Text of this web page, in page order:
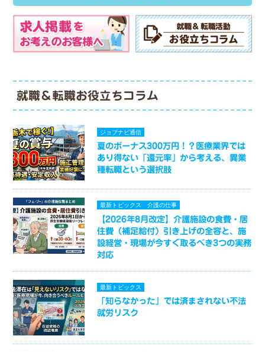
就職＆転職お役立ちコラム
ジョブナビ通信
夏のボーナス300万円！？医療業界では
あり得ない「還元率」から考える、異業
種転職という選択肢
最新トピックス 介護の仕事
【2026年8月改定】介護施設の食費・居
住費（補足給付）引き上げの全容と、施
設経営・現場が今すぐ取るべき3つの実務
対応
最新トピックス
「知らなかった」では済まされない不法
就労リスク